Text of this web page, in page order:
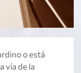
o está
vía de la